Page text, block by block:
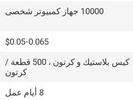
10000 جهاز كمبيوتر شخصى
$0.05-0.065
كيس بلاستيك و كرتون ، 500 قطعة /
كرتون
8 أيام عمل